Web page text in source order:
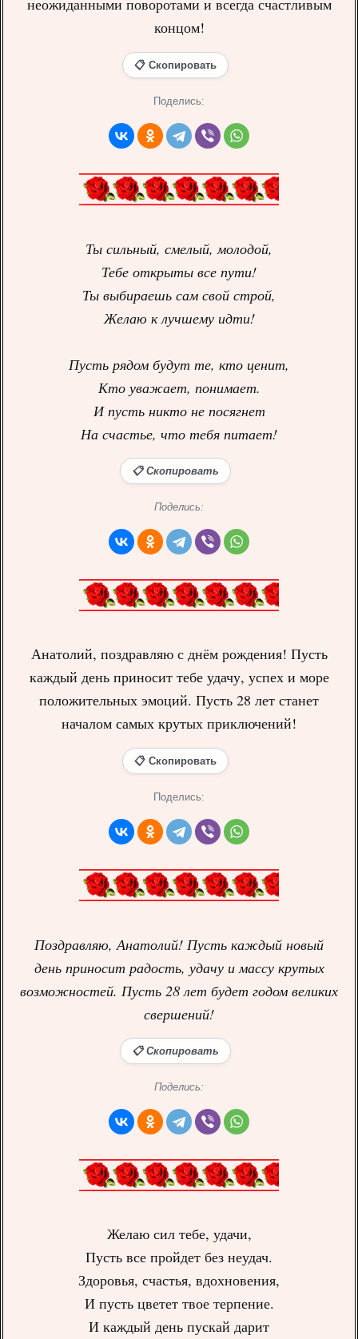
неожиданными поворотами и всегда счастливым
концом!
📋 Скопировать
Поделись:
Ты сильный, смелый, молодой,
Тебе открыты все пути!
Ты выбираешь сам свой строй,
Желаю к лучшему идти!
Пусть рядом будут те, кто ценит,
Кто уважает, понимает.
И пусть никто не посягнет
На счастье, что тебя питает!
📋 Скопировать
Поделись:
Анатолий, поздравляю с днём рождения! Пусть
каждый день приносит тебе удачу, успех и море
положительных эмоций. Пусть 28 лет станет
началом самых крутых приключений!
📋 Скопировать
Поделись:
Поздравляю, Анатолий! Пусть каждый новый
день приносит радость, удачу и массу крутых
возможностей. Пусть 28 лет будет годом великих
свершений!
📋 Скопировать
Поделись:
Желаю сил тебе, удачи,
Пусть все пройдет без неудач.
Здоровья, счастья, вдохновения,
И пусть цветет твое терпение.
И каждый день пускай дарит